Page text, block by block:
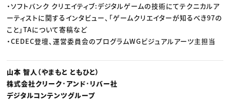
・ソフトバンク クリエイティブ:デジタルゲームの技術にてテクニカルア
ーティストに関するインタビュー、「ゲームクリエイターが知るべき97の
こと」TAについて寄稿など
・CEDEC登壇、運営委員会のプログラムWGビジュアルアーツ主担当
山本 智人（やまもと ともひと）
株式会社クリーク･アンド･リバー社
デジタルコンテンツグループ